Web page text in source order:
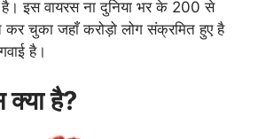
है। इस वायरस ना दुनिया भर के 200 से
कर चुका जहाँ करोड़ो लोग संक्रमित हुए है
है।
क्या है?